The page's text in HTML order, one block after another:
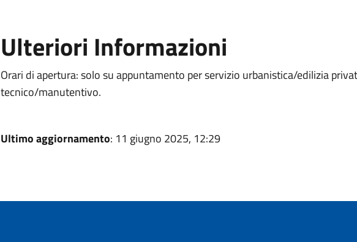
Ulteriori Informazioni
Orari di apertura: solo su appuntamento per servizio urbanistica/edilizia
tecnico/manutentivo.
Ultimo aggiornamento: 11 giugno 2025, 12:29